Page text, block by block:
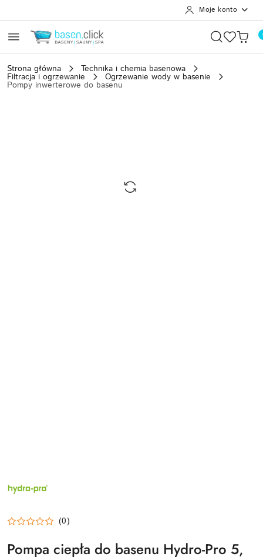
Moje konto
Strona główna Technika i chemia basenowa
Filtracja i ogrzewanie Ogrzewanie wody w basenie
Pompy inwerterowe do basenu
(0)
Pompa ciepła do basenu Hydro-Pro 5,